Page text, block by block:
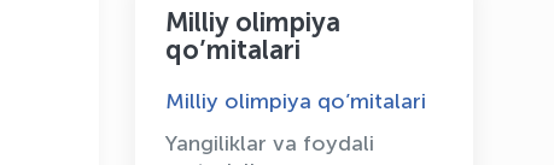
Milliy olimpiya
qo’mitalari
Milliy olimpiya qo’mitalari
Yangiliklar va foydali